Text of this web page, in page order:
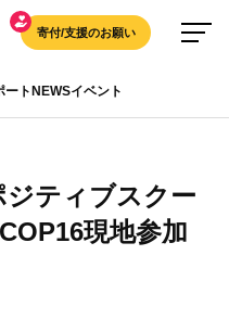
寄付/支援のお願い
ート NEWSイベント
ティブスクー
現地参加